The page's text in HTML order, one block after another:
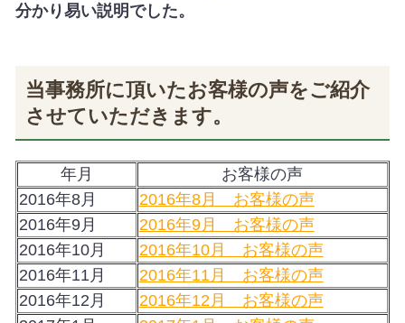
分かり易い説明でした。
当事務所に頂いたお客様の声をご紹介
させていただきます。
年月
お客様の声
2016年8月
2016年8月 お客様の声
2016年9月
2016年9月 お客様の声
2016年10月
2016年10月 お客様の声
2016年11月
2016年11月 お客様の声
2016年12月
2016年12月 お客様の声